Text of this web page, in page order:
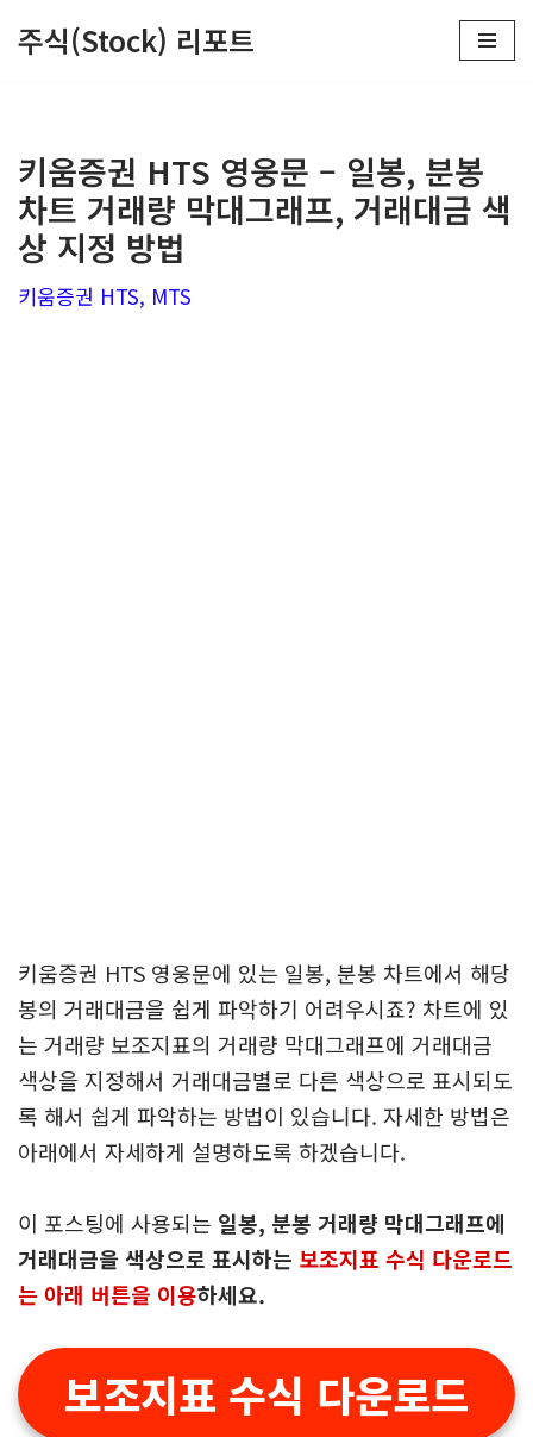
로
건
너
뛰
기
주식(Stock) 리포트
키움증권 HTS 영웅문 – 일봉, 분봉
차트 거래량 막대그래프, 거래대금 색
상 지정 방법
키움증권 HTS, MTS
키움증권 HTS 영웅문에 있는 일봉, 분봉 차트에서 해당
봉의 거래대금을 쉽게 파악하기 어려우시죠? 차트에 있
는 거래량 보조지표의 거래량 막대그래프에 거래대금
색상을 지정해서 거래대금별로 다른 색상으로 표시되도
록 해서 쉽게 파악하는 방법이 있습니다. 자세한 방법은
아래에서 자세하게 설명하도록 하겠습니다.
이 포스팅에 사용되는 일봉, 분봉 거래량 막대그래프에
거래대금을 색상으로 표시하는 보조지표 수식 다운로드
는 아래 버튼을 이용하세요.
보조지표 수식 다운로드